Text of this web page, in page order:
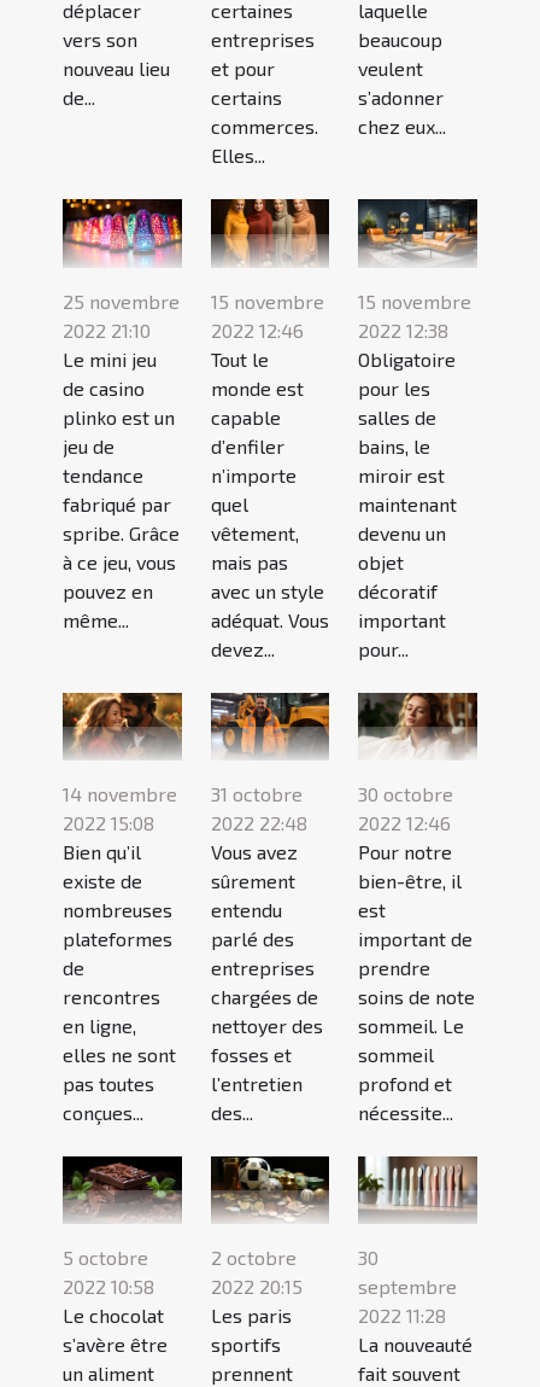
déplacer
vers son
nouveau lieu
de...
certaines
entreprises
et pour
certains
commerces.
Elles...
laquelle
beaucoup
veulent
s’adonner
chez eux...
25 novembre
2022 21:10
Le mini jeu
de casino
plinko est un
jeu de
tendance
fabriqué par
spribe. Grâce
à ce jeu, vous
pouvez en
même...
15 novembre
2022 12:46
Tout le
monde est
capable
d’enfiler
n’importe
quel
vêtement,
mais pas
avec un style
adéquat. Vous
devez...
15 novembre
2022 12:38
Obligatoire
pour les
salles de
bains, le
miroir est
maintenant
devenu un
objet
décoratif
important
pour...
14 novembre
2022 15:08
Bien qu’il
existe de
nombreuses
plateformes
de
rencontres
en ligne,
elles ne sont
pas toutes
conçues...
31 octobre
2022 22:48
Vous avez
sûrement
entendu
parlé des
entreprises
chargées de
nettoyer des
fosses et
l’entretien
des...
30 octobre
2022 12:46
Pour notre
bien-être, il
est
important de
prendre
soins de note
sommeil. Le
sommeil
profond et
nécessite...
5 octobre
2022 10:58
Le chocolat
s’avère être
un aliment
2 octobre
2022 20:15
Les paris
sportifs
prennent
30
septembre
2022 11:28
La nouveauté
fait souvent